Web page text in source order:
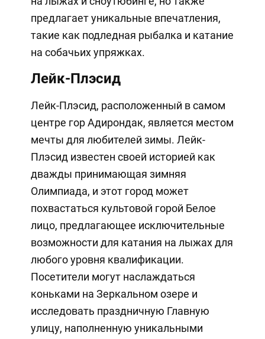
предлагает уникальные впечатления,
такие как подледная рыбалка и катание
на собачьих упряжках.
Лейк-Плэсид
Лейк-Плэсид, расположенный в самом
центре гор Адирондак, является местом
мечты для любителей зимы. Лейк-
Плэсид известен своей историей как
дважды принимающая зимняя
Олимпиада, и этот город может
похвастаться культовой горой Белое
лицо, предлагающее исключительные
возможности для катания на лыжах для
любого уровня квалификации.
Посетители могут наслаждаться
коньками на Зеркальном озере и
исследовать праздничную Главную
улицу, наполненную уникальными